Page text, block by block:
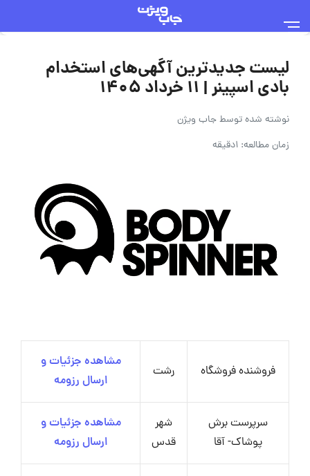
لیست جدیدترین آگهی‌های استخدام
بادی اسپینر | ۱۱ خرداد ۱۴۰۵
نوشته شده توسطجاب ویژن
زمان مطالعه: 1دقیقه
فروشنده فروشگاه رشت
مشاهده جزئیات و
ارسال رزومه
سرپرست برش
پوشاک- آقا
شهر
قدس
مشاهده جزئیات و
ارسال رزومه